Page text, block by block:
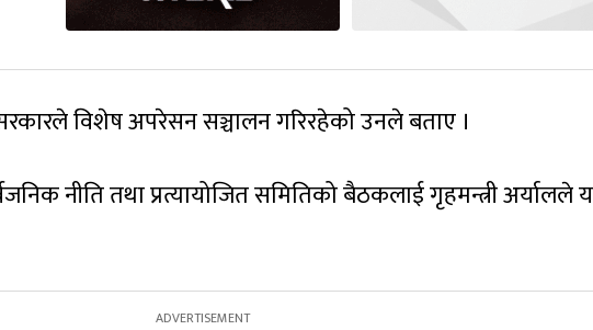
विशेष अपरेसन सञ्चालन गरिरहेको उनले बताए ।
नीति तथा प्रत्यायोजित समितिको बैठकलाई गृहमन्त्री अर्यालले